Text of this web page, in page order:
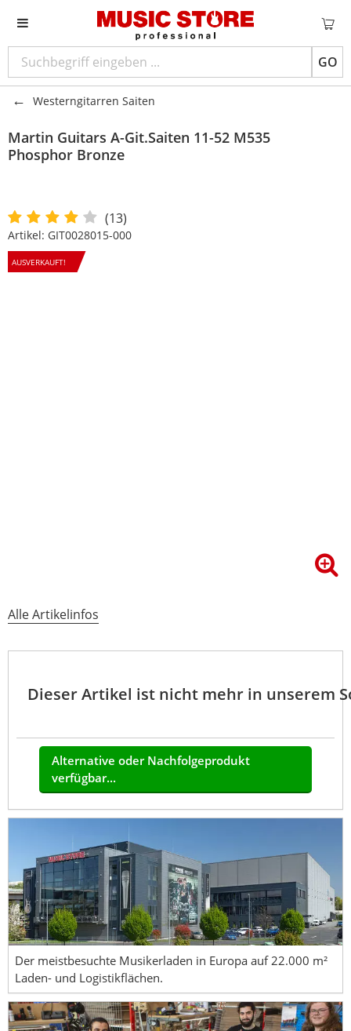
GO
Westerngitarren Saiten
Martin Guitars A-Git.Saiten 11-52 M535
Phosphor Bronze
(13)
Artikel: GIT0028015-000
AUSVERKAUFT!
Alle Artikelinfos
Dieser Artikel ist nicht mehr in unserem
Alternative oder Nachfolgeprodukt
verfügbar...
Der meistbesuchte Musikerladen in Europa auf 22.000 m²
Laden- und Logistikflächen.